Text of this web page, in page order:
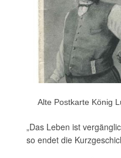
Alte Postkarte König
„Das Leben ist
so endet die